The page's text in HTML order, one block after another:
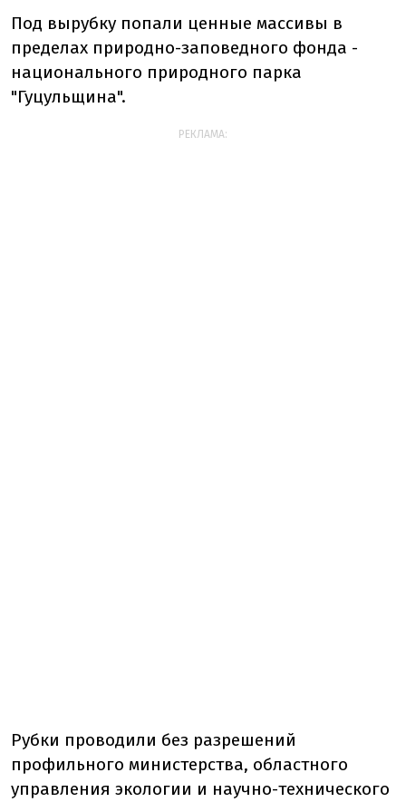
Под вырубку попали ценные массивы в
пределах природно-заповедного фонда -
национального природного парка
"Гуцульщина".
РЕКЛАМА:
Рубки проводили без разрешений
профильного министерства, областного
управления экологии и научно-технического